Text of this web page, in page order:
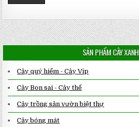
SẢN PHẨM CÂY XANH
Cây quý hiếm - Cây Vip
Cây Bon sai - Cây thế
Cây trồng sân vườn biệt thự
Cây bóng mát